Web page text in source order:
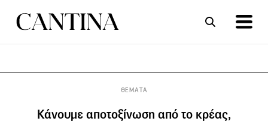
ΘΕΜΑΤΑ
Κάνουμε αποτοξίνωση από το κρέας,